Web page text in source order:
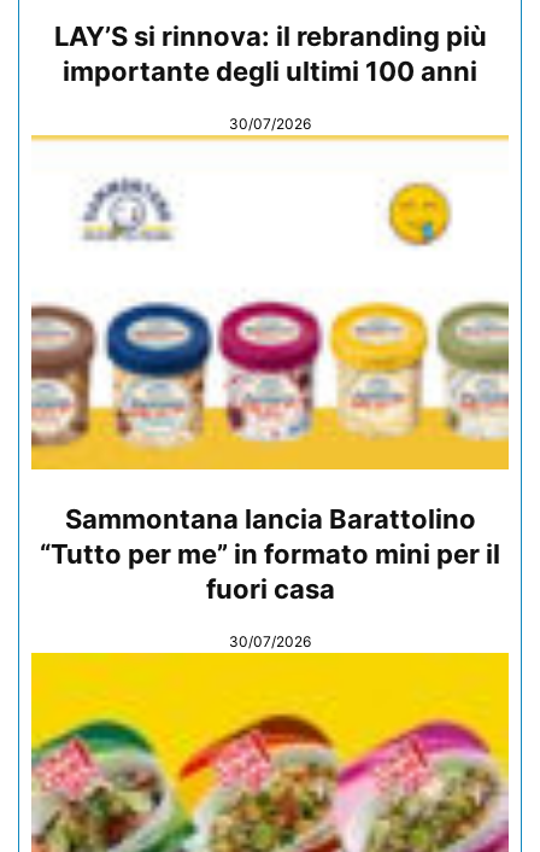
LAY’S si rinnova: il rebranding più
importante degli ultimi 100 anni
30/07/2026
Sammontana lancia Barattolino
“Tutto per me” in formato mini per il
fuori casa
30/07/2026